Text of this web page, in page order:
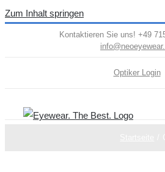
Zum Inhalt springen
Kontaktieren Sie uns! +49
Optiker Login